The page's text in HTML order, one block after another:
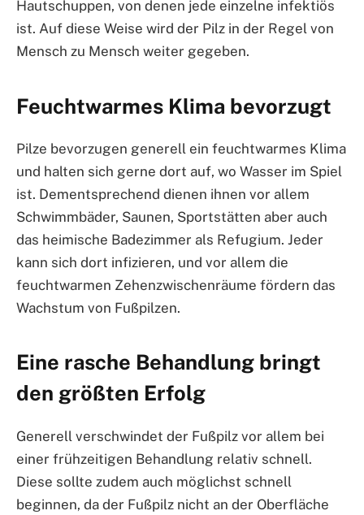
Hautschuppen, von denen jede einzelne infektiös
ist. Auf diese Weise wird der Pilz in der Regel von
Mensch zu Mensch weiter gegeben.
Feuchtwarmes Klima bevorzugt
Pilze bevorzugen generell ein feuchtwarmes Klima
und halten sich gerne dort auf, wo Wasser im Spiel
ist. Dementsprechend dienen ihnen vor allem
Schwimmbäder, Saunen, Sportstätten aber auch
das heimische Badezimmer als Refugium. Jeder
kann sich dort infizieren, und vor allem die
feuchtwarmen Zehenzwischenräume fördern das
Wachstum von Fußpilzen.
Eine rasche Behandlung bringt
den größten Erfolg
Generell verschwindet der Fußpilz vor allem bei
einer frühzeitigen Behandlung relativ schnell.
Diese sollte zudem auch möglichst schnell
beginnen, da der Fußpilz nicht an der Oberfläche